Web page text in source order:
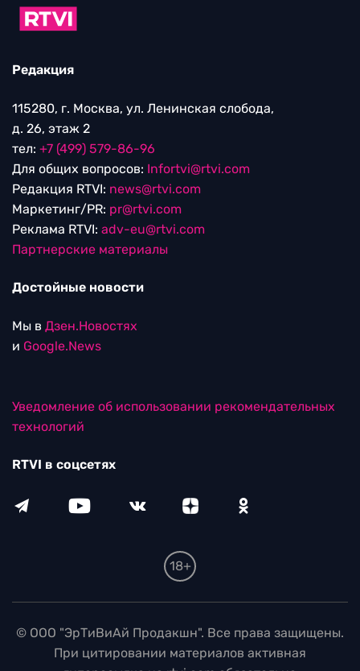
Редакция
115280, г. Москва, ул. Ленинская слобода,
д. 26, этаж 2
тел: +7 (499) 579-86-96
Для общих вопросов: Infortvi@rtvi.com
Редакция RTVI: news@rtvi.com
Маркетинг/PR: pr@rtvi.com
Реклама RTVI: adv-eu@rtvi.com
Партнерские материалы
Достойные новости
Мы в Дзен.Новостях
и Google.News
Уведомление об использовании рекомендательных
технологий
RTVI в соцсетях
18+
© ООО "ЭрТиВиАй Продакшн". Все права защищены.
При цитировании материалов активная